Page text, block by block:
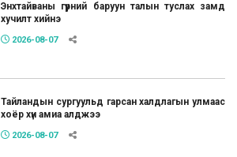
Энхтайваны гүүрний баруун талын туслах замд
хучилт хийнэ
2026-08-07
Тайландын сургуульд гарсан халдлагын улмаас
хоёр хүн амиа алджээ
2026-08-07